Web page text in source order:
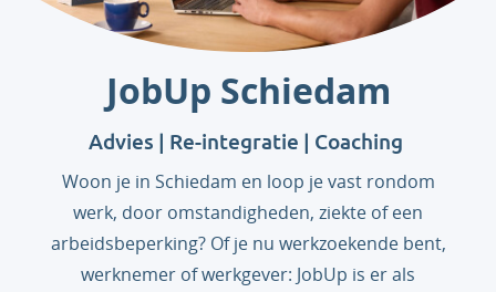
JobUp Schiedam
Advies | Re-integratie | Coaching
Woon je in Schiedam en loop je vast rondom
werk, door omstandigheden, ziekte of een
arbeidsbeperking? Of je nu werkzoekende bent,
werknemer of werkgever: JobUp is er als